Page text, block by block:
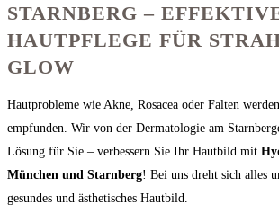
STARNBERG –
HAUTPFLEGE FÜR
GLOW
Hautprobleme wie Akne, Rosacea oder Falten
empfunden. Wir von der Dermatologie am
Lösung für Sie – verbessern Sie Ihr Hautbild mit
München und Starnberg! Bei uns dreht sich alles
gesundes und ästhetisches Hautbild.